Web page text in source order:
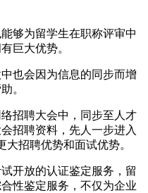
够为留学生在职称评审中
巨大优势。
也会因为信息的同步而增
。
招聘大会中，同步至人才
招聘资料，先人一步进入
大招聘优势和面试优势。
开放的认证鉴定服务，留
性鉴定服务，不仅为企业